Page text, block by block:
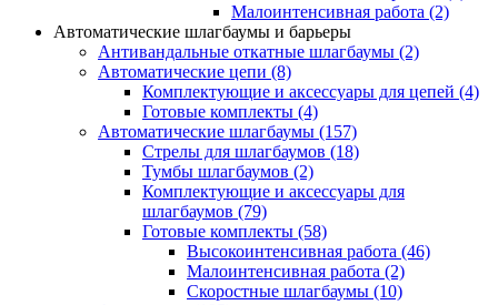
Малоинтенсивная работа (2)
Автоматические шлагбаумы и барьеры
Антивандальные откатные шлагбаумы (2)
Автоматические цепи (8)
Комплектующие и аксессуары для цепей (4)
Готовые комплекты (4)
Автоматические шлагбаумы (157)
Стрелы для шлагбаумов (18)
Тумбы шлагбаумов (2)
Комплектующие и аксессуары для
шлагбаумов (79)
Готовые комплекты (58)
Высокоинтенсивная работа (46)
Малоинтенсивная работа (2)
Скоростные шлагбаумы (10)